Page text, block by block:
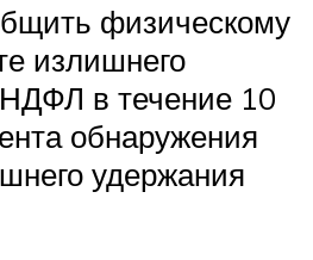
физическому
излишнего
в течение 10
обнаружения
удержания